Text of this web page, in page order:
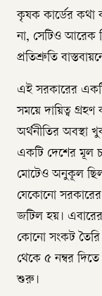
কৃষক কার্ডের কথা
না, সেটিও আরেক
প্রতিশ্রুতি
এই সরকারের
সময়ে দায়িত্ব
অর্থনীতির অবস্থা
একটি দেশের মূল
মোটেও অনুকূল
যেকোনো সরকারের
জটিল হয়।
কোনো সংকট তৈরি
থেকে ৫ নম্বর
শুরু।